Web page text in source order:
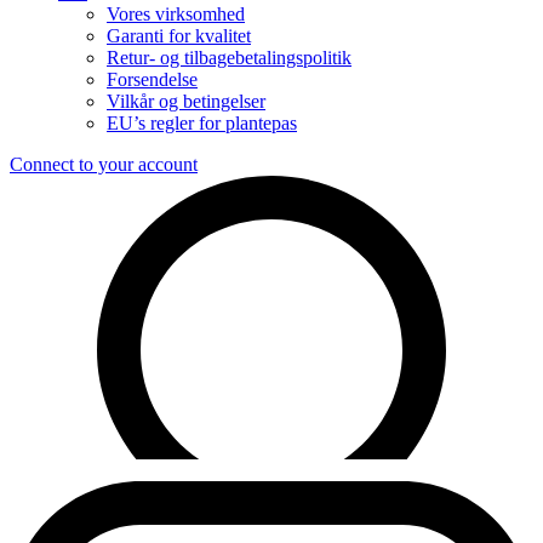
Vores virksomhed
Garanti for kvalitet
Retur- og tilbagebetalingspolitik
Forsendelse
Vilkår og betingelser
EU’s regler for plantepas
Connect to your account